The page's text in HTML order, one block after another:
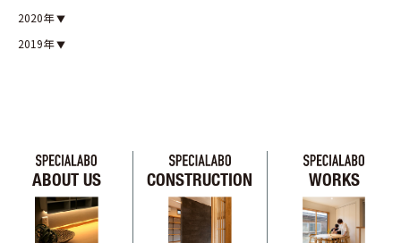
2020年
2019年
ABOUT US CONSTRUCTION WORKS